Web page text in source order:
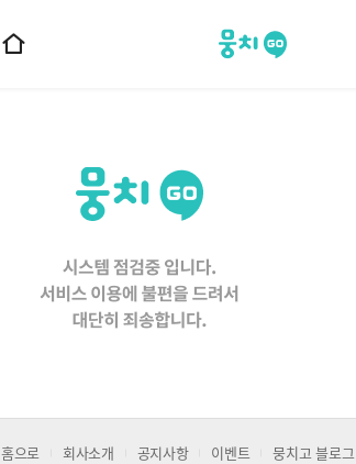
뭉치고
홈
홈으로 회사소개 공지사항 이벤트 뭉치고 블로그